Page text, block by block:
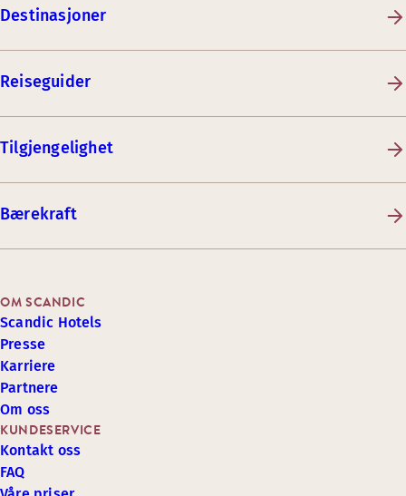
Destinasjoner
Reiseguider
Tilgjengelighet
Bærekraft
KUNDESERVICE
Kontakt oss
FAQ
OM SCANDIC
Scandic Hotels
Presse
Karriere
Partnere
Om oss